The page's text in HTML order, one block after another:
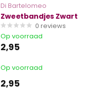
Di Bartelomeo
Zweetbandjes Zwart
0 reviews
Op voorraad
2,95
Op voorraad
2,95